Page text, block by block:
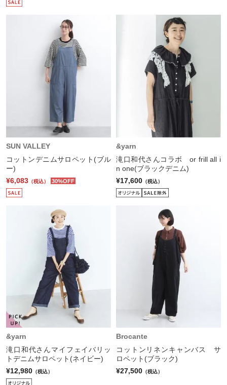
SUN VALLEY
コットンデニムサロペット(ブル
ー)
¥6,083 （税込） 30%OFF
&yarn
滝口和代さんコラボ or frill all i
n one(ブラックデニム)
¥17,600 （税込）
&yarn
滝口和代さんマイフェイバリッ
トデニムサロペット(ネイビー)
¥12,980 （税込）
Brocante
コットンリネンキャンバス サ
ロペット(ブラック)
¥27,500 （税込）